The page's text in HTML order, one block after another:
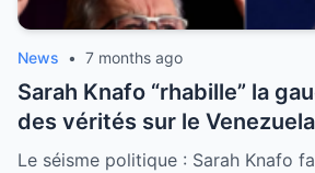
News • 7 months ago
Sarah Knafo “rhabille” la
des vérités sur le
Le séisme politique : Sarah Knafo